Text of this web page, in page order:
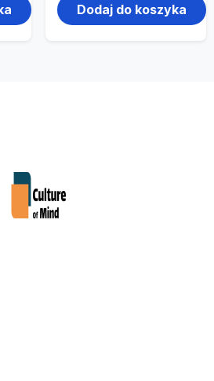
Dodaj do koszyka